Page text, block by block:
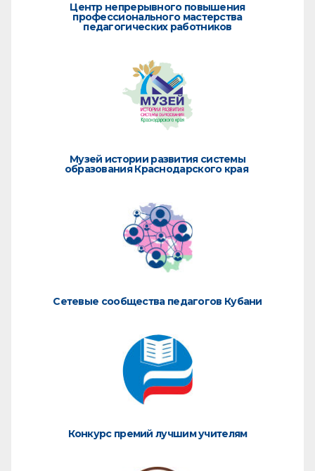
Центр непрерывного повышения
профессионального мастерства
педагогических работников
Музей истории развития системы
образования Краснодарского края
Сетевые сообщества педагогов Кубани
Конкурс премий лучшим учителям